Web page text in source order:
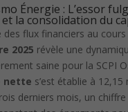
Énergie : L’essor
et la consolidation du
des flux financiers au cours
2025 révèle une
saine pour la SCPI
nette s’est établie à 12,15
derniers mois, un